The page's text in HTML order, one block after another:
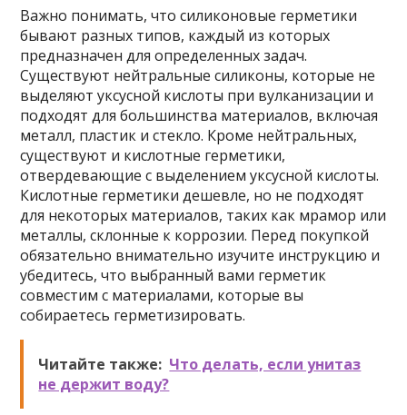
Важно понимать, что силиконовые герметики
бывают разных типов, каждый из которых
предназначен для определенных задач.
Существуют нейтральные силиконы, которые не
выделяют уксусной кислоты при вулканизации и
подходят для большинства материалов, включая
металл, пластик и стекло. Кроме нейтральных,
существуют и кислотные герметики,
отвердевающие с выделением уксусной кислоты.
Кислотные герметики дешевле, но не подходят
для некоторых материалов, таких как мрамор или
металлы, склонные к коррозии. Перед покупкой
обязательно внимательно изучите инструкцию и
убедитесь, что выбранный вами герметик
совместим с материалами, которые вы
собираетесь герметизировать.
Читайте также: Что делать, если унитаз
не держит воду?